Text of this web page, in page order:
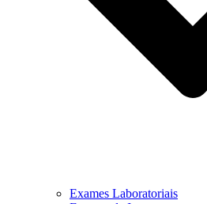
Exames Laboratoriais